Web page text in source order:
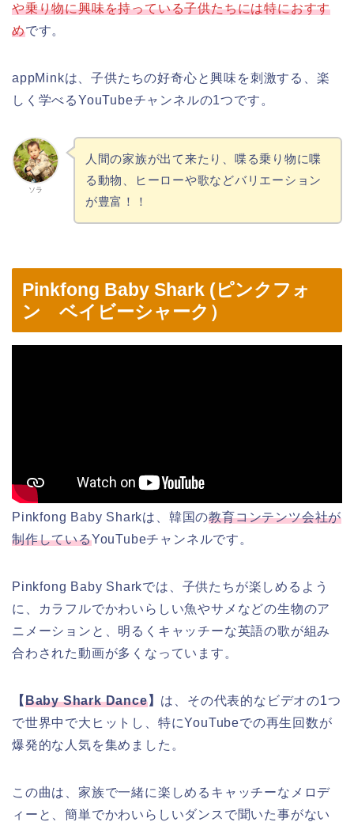
や乗り物に興味を持っている子供たちには特におすす
めです。
appMinkは、子供たちの好奇心と興味を刺激する、楽
しく学べるYouTubeチャンネルの1つです。
ソラ
人間の家族が出て来たり、喋る乗り物に喋
る動物、ヒーローや歌などバリエーション
が豊富！！
Pinkfong Baby Shark (ピンクフォ
ン ベイビーシャーク）
Pinkfong Baby Sharkは、韓国の教育コンテンツ会社が
制作しているYouTubeチャンネルです。
Pinkfong Baby Sharkでは、子供たちが楽しめるよう
に、カラフルでかわいらしい魚やサメなどの生物のア
ニメーションと、明るくキャッチーな英語の歌が組み
合わされた動画が多くなっています。
【Baby Shark Dance】 は、その代表的なビデオの1つ
で世界中で大ヒットし、特にYouTubeでの再生回数が
爆発的な人気を集めました。
この曲は、家族で一緒に楽しめるキャッチーなメロデ
ィーと、簡単でかわいらしいダンスで聞いた事がない